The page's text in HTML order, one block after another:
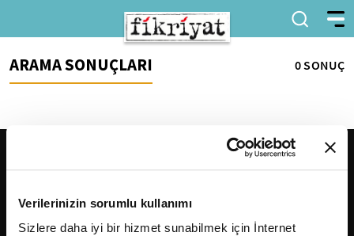
Verilerinizin sorumlu kullanımı
Sizlere daha iyi bir hizmet sunabilmek için İnternet
ARAMA SONUÇLARI 0 SONUÇ